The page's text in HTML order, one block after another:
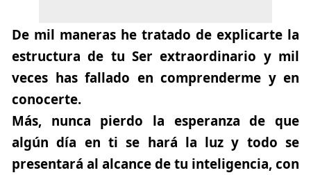
De mil maneras he tratado de explicarte la
estructura de tu Ser extraordinario y mil
veces has fallado en comprenderme y en
conocerte.
Más, nunca pierdo la esperanza de que
algún día en ti se hará la luz y todo se
presentará al alcance de tu inteligencia, con